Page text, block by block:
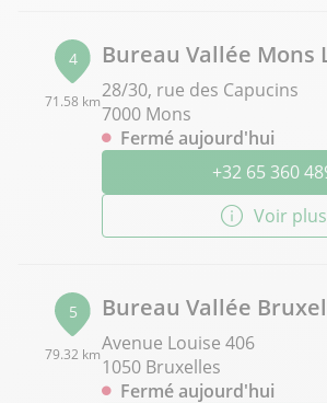
4
71.58 km
Bureau Vallée Mons
28/30, rue des Capucins
7000 Mons
Fermé aujourd'hui
+32 65 360
Voir plus
5
79.32 km
Bureau Vallée
Avenue Louise 406
1050 Bruxelles
Fermé aujourd'hui